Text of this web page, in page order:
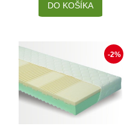
DO KOŠÍKA
-2%